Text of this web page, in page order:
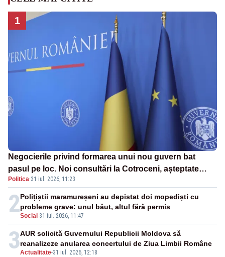
1
Negocierile privind formarea unui nou guvern bat
pasul pe loc. Noi consultări la Cotroceni, așteptate
după mijlocul lunii august -SURSE
Politica·31 iul. 2026, 11:23
2Social -31 iul. 2026, 11:47
Polițiștii maramureșeni au depistat doi mopediști cu
probleme grave: unul băut, altul fără permis
3Actualitate-31 iul. 2026, 12:18
AUR solicită Guvernului Republicii Moldova să
reanalizeze anularea concertului de Ziua Limbii Române